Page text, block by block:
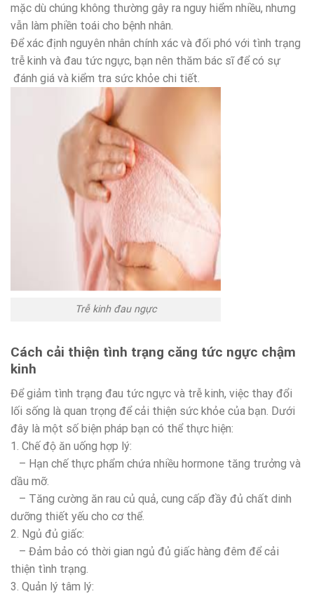
mặc dù chúng không thường gây ra nguy hiểm nhiều, nhưng
vẫn làm phiền toái cho bệnh nhân.
Để xác định nguyên nhân chính xác và đối phó với tình trạng
trễ kinh và đau tức ngực, bạn nên thăm bác sĩ để có sự
đánh giá và kiểm tra sức khỏe chi tiết.
Trễ kinh đau ngực
Cách cải thiện tình trạng căng tức ngực chậm
kinh
Để giảm tình trạng đau tức ngực và trễ kinh, việc thay đổi
lối sống là quan trọng để cải thiện sức khỏe của bạn. Dưới
đây là một số biện pháp bạn có thể thực hiện:
1. Chế độ ăn uống hợp lý:
– Hạn chế thực phẩm chứa nhiều hormone tăng trưởng và
dầu mỡ.
– Tăng cường ăn rau củ quả, cung cấp đầy đủ chất dinh
dưỡng thiết yếu cho cơ thể.
2. Ngủ đủ giấc:
– Đảm bảo có thời gian ngủ đủ giấc hàng đêm để cải
thiện tình trạng.
3. Quản lý tâm lý: